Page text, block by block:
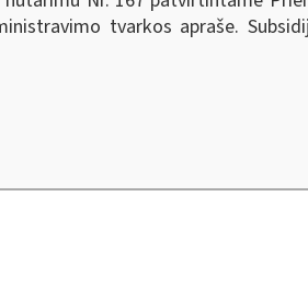
tvarkos apraše.